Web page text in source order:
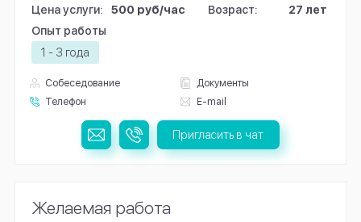
Цена услуги: 500 руб/час Возраст:
27 лет
Опыт работы
1 - 3 года
Собеседование
Документы
Телефон
E-mail
Пригласить в чат
Желаемая работа